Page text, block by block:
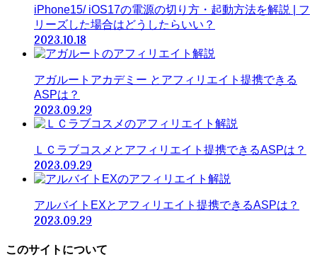
iPhone15/ iOS17の電源の切り方・起動方法を解説 | フ
リーズした場合はどうしたらいい？
2023.10.18
アガルートアカデミー とアフィリエイト提携できる
ASPは？
2023.09.29
ＬＣラブコスメとアフィリエイト提携できるASPは？
2023.09.29
アルバイトEXとアフィリエイト提携できるASPは？
2023.09.29
このサイトについて